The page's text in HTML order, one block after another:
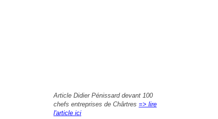
Article Didier Pénissard devant 100
chefs entreprises de Chârtres => lire
l'article ici